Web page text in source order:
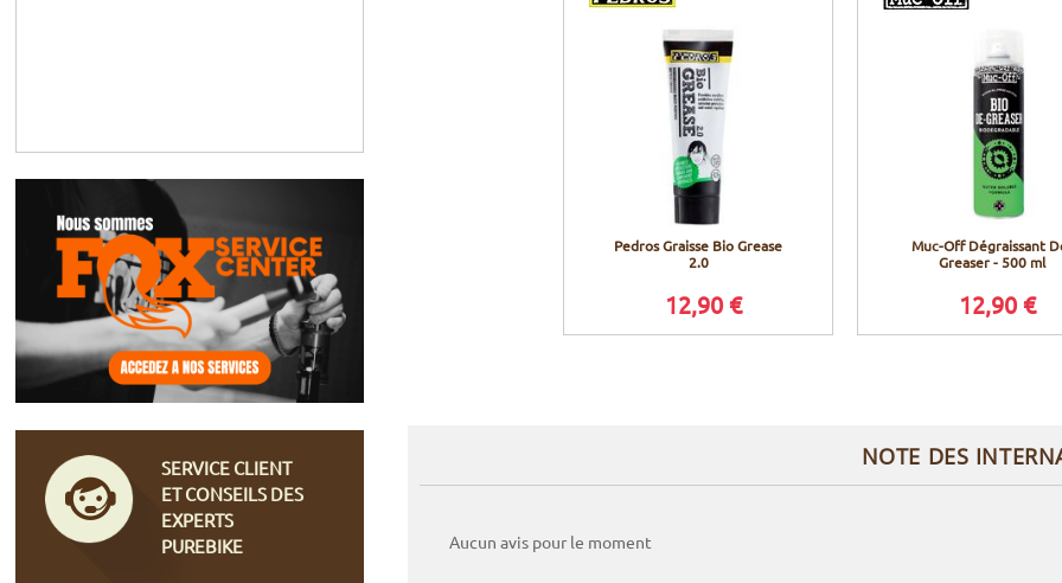
Pedros Graisse Bio Grease
2.0
12,90 €
Muc-Off Dégraissant
Greaser - 500 ml
12,90 €
NOTE DES
Aucun avis pour le moment
SERVICE CLIENT
ET CONSEILS DES
EXPERTS
PUREBIKE